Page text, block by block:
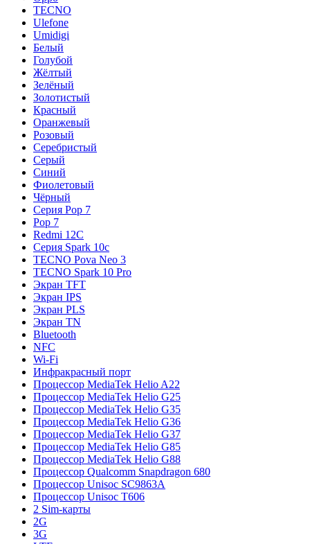
TECNO
Ulefone
Umidigi
Белый
Голубой
Жёлтый
Зелёный
Золотистый
Красный
Оранжевый
Розовый
Серебристый
Серый
Синий
Фиолетовый
Чёрный
Серия Pop 7
Pop 7
Redmi 12C
Серия Spark 10c
TECNO Pova Neo 3
TECNO Spark 10 Pro
Экран TFT
Экран IPS
Экран PLS
Экран TN
Bluetooth
NFC
Wi-Fi
Инфракрасный порт
Процессор MediaTek Helio A22
Процессор MediaTek Helio G25
Процессор MediaTek Helio G35
Процессор MediaTek Helio G36
Процессор MediaTek Helio G37
Процессор MediaTek Helio G85
Процессор MediaTek Helio G88
Процессор Qualcomm Snapdragon 680
Процессор Unisoc SC9863A
Процессор Unisoc T606
2 Sim-карты
2G
3G